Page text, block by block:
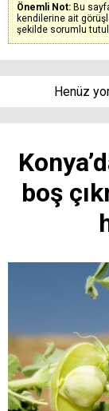
Önemli Not: Bu
kendilerine ait
şekilde sorumlu
Henüz
boş